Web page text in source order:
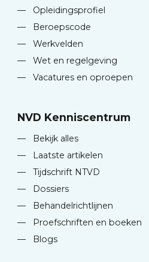
—
Opleidingsprofiel
—
Beroepscode
—
Werkvelden
—
Wet en regelgeving
—
Vacatures en oproepen
NVD Kenniscentrum
—
Bekijk alles
—
Laatste artikelen
—
Tijdschrift NTVD
—
Dossiers
—
Behandelrichtlijnen
—
Proefschriften en boeken
—
Blogs